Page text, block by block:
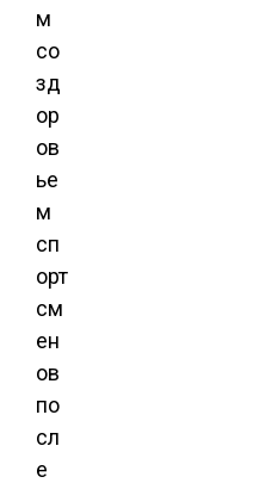
м
со
зд
ор
ов
ье
м
сп
орт
см
ен
ов
по
сл
е